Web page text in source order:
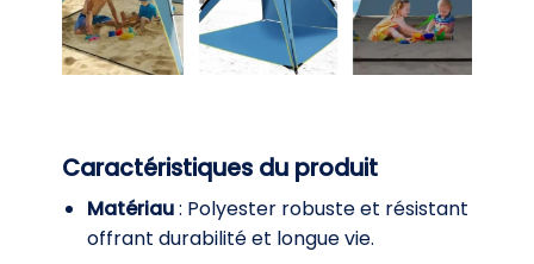
Caractéristiques du produit
Matériau: Polyester robuste et résistant
offrant durabilité et longue vie.